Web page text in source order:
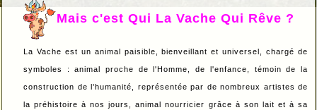
Mais c'est Qui La Vache Qui Rêve ?
La Vache est un animal paisible, bienveillant et universel, chargé de
symboles : animal proche de l'Homme, de l'enfance, témoin de la
construction de l'humanité, représentée par de nombreux artistes de
la préhistoire à nos jours, animal nourricier grâce à son lait et à sa